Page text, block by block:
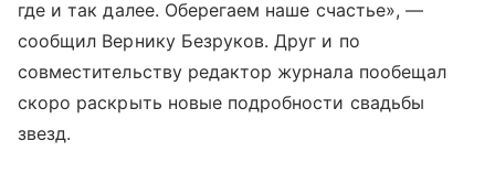
где и так далее. Оберегаем наше счастье», —
сообщил Вернику Безруков. Друг и по
совместительству редактор журнала пообещал
скоро раскрыть новые подробности свадьбы
звезд.